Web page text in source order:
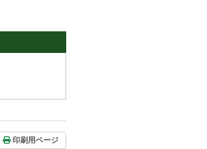
印刷用ページ